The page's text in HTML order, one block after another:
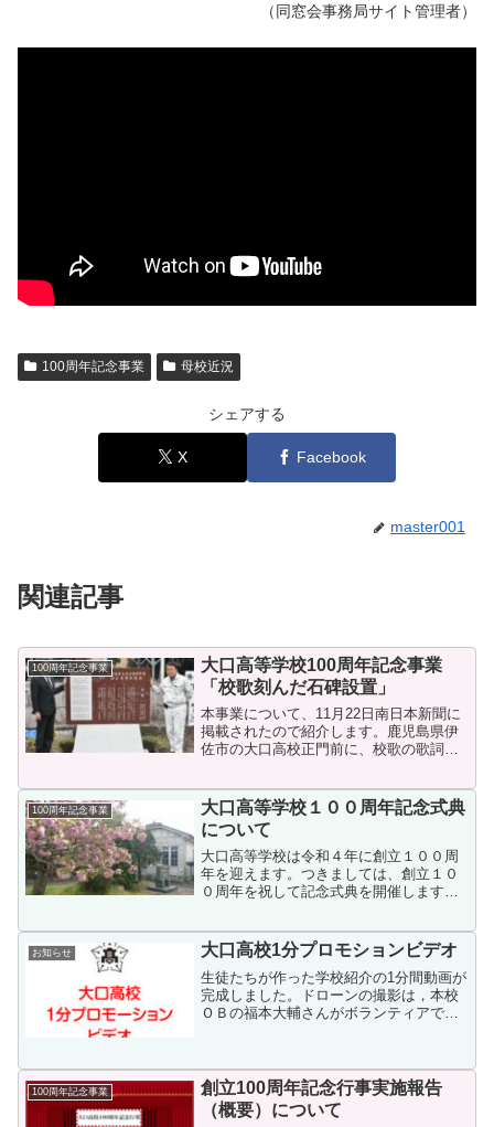
（同窓会事務局サイト管理者）
100周年記念事業 母校近況
シェアする
X Facebook
master001
関連記事
100周年記念事業
大口高等学校100周年記念事業
「校歌刻んだ石碑設置」
本事業について、11月22日南日本新聞に
掲載されたので紹介します。鹿児島県伊
佐市の大口高校正門前に、校歌の歌詞を
年を祝い、記念事業実行委員会が約２０
０万円かけて制作した。校歌は地元出身
の歴史小説家海音寺潮...
100周年記念事業
大口高等学校１００周年記念式典
について
大口高等学校は令和４年に創立１００周
年を迎えます。つきましては、創立１０
０周年を祝して記念式典を開催します。
開催時間など詳細は後日お知らせいたし
ます。 実施日時： 令和４年１１月２６日
（土） 実施場所 ：...
お知らせ 大口高校1分プロモションビデオ
生徒たちが作った学校紹介の1分間動画が
完成しました。ドローンの撮影は，本校
ＯＢの福本大輔さんがボランティアで協
100周年記念事業
創立100周年記念行事実施報告
（概要）について